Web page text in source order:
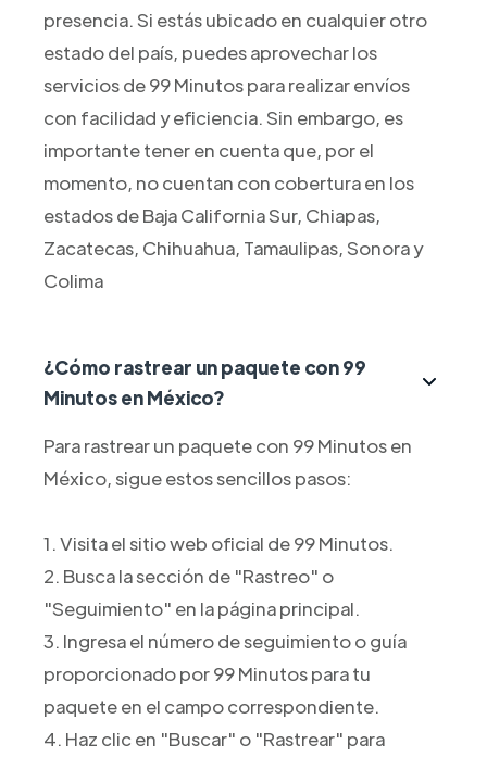
presencia. Si estás ubicado en cualquier otro
estado del país, puedes aprovechar los
servicios de 99 Minutos para realizar envíos
con facilidad y eficiencia. Sin embargo, es
importante tener en cuenta que, por el
momento, no cuentan con cobertura en los
estados de Baja California Sur, Chiapas,
Zacatecas, Chihuahua, Tamaulipas, Sonora y
Colima
¿Cómo rastrear un paquete con 99
Minutos en México?
Para rastrear un paquete con 99 Minutos en
México, sigue estos sencillos pasos:
1. Visita el sitio web oficial de 99 Minutos.
2. Busca la sección de "Rastreo" o
"Seguimiento" en la página principal.
3. Ingresa el número de seguimiento o guía
proporcionado por 99 Minutos para tu
paquete en el campo correspondiente.
4. Haz clic en "Buscar" o "Rastrear" para